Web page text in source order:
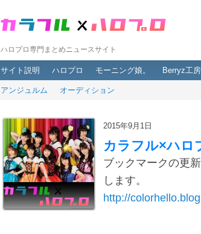
ハロプロ専門まとめニュースサイト
サイト説明 ハロプロ モーニング娘。 Berryz工房
アンジュルム オーディション
2015年9月1日
カラフル×ハロ
ブックマークの更
します。
http://